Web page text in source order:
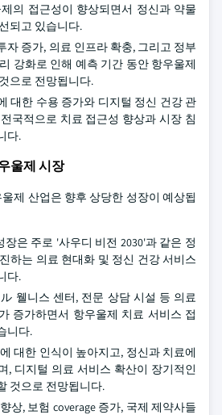
의 접근성이 향상되면서 정신과 약물
되고 있습니다.
자 증가, 의료 인프라 확충, 그리고 정부
강화로 인해 예측 기간 동안 항우울제
으로 전망됩니다.
대한 수용 증가와 디지털 정신 건강 관
국적으로 치료 접근성 향상과 시장 침
다.
울제 시장
제 산업은 향후 상당한 성장이 예상됩
은 주로 '사우디 비전 2030'과 같은 정
하는 의료 현대화 및 정신 건강 서비스
다.
웰니스 센터, 전문 상담 시설 등 의료
증가하면서 항우울제 치료 서비스 접
니다.
대한 인식이 높아지고, 정신과 치료에
, 디지털 의료 서비스 확산이 장기적인
것으로 전망됩니다.
상, 보험 coverage 증가, 국제 제약사들